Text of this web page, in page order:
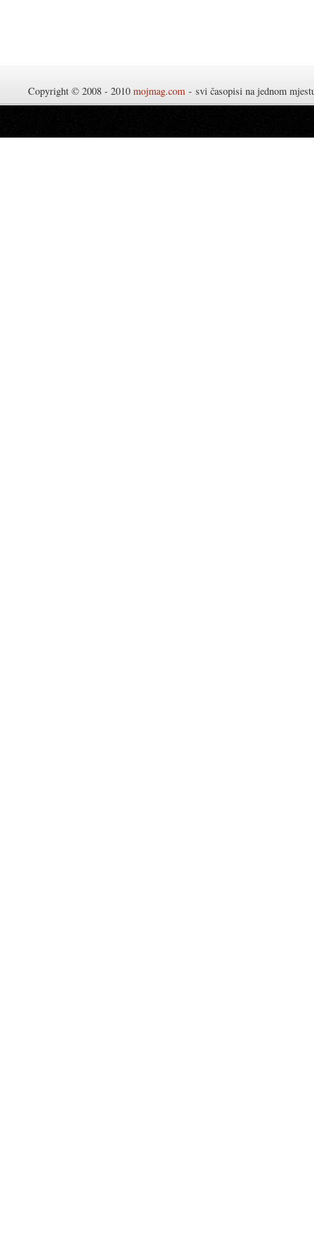
Copyright © 2008 - 2010 mojmag.com - svi časopisi na jednom